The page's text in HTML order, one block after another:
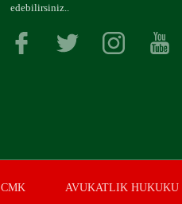
edebilirsiniz..
CMK AVUKATLIK HUKUKU